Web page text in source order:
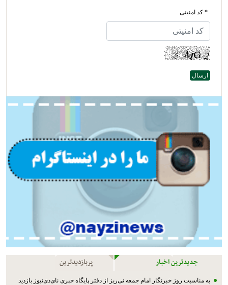
* کد امنیتی
جدیدترین اخبار پربازدیدترین
به مناسبت روز خبرنگار امام جمعه نی‌ریز از دفتر پایگاه خبری نای‌ذی‌نیوز بازدید